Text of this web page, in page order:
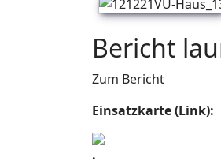
Bericht
Zum Bericht
Einsatzkarte (Link):
.